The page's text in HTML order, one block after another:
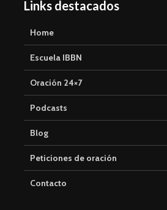
Links destacados
Home
Escuela IBBN
Oración 24×7
Podcasts
Blog
Peticiones de oración
Contacto